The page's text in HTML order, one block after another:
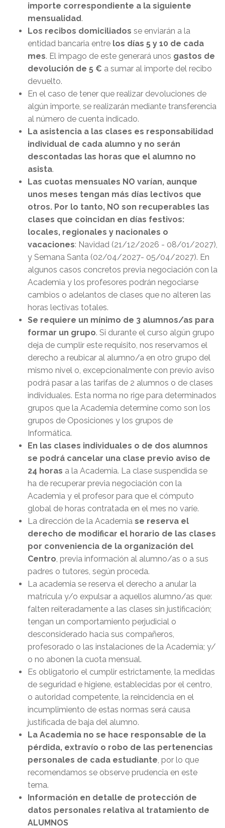
importe correspondiente a la siguiente
mensualidad.
Los recibos domiciliados se enviarán a la
entidad bancaria entre los días 5 y 10 de cada
mes. El impago de este generará unos gastos de
devolución de 5 € a sumar al importe del recibo
devuelto.
En el caso de tener que realizar devoluciones de
algún importe, se realizarán mediante transferencia
al número de cuenta indicado.
La asistencia a las clases es responsabilidad
individual de cada alumno y no serán
descontadas las horas que el alumno no
asista.
Las cuotas mensuales NO varían, aunque
unos meses tengan más días lectivos que
otros. Por lo tanto, NO son recuperables las
clases que coincidan en días festivos:
locales, regionales y nacionales o
vacaciones: Navidad (21/12/2026 - 08/01/2027),
y Semana Santa (02/04/2027- 05/04/2027). En
algunos casos concretos previa negociación con la
Academia y los profesores podrán negociarse
cambios o adelantos de clases que no alteren las
horas lectivas totales.
Se requiere un mínimo de 3 alumnos/as para
formar un grupo. Si durante el curso algún grupo
deja de cumplir este requisito, nos reservamos el
derecho a reubicar al alumno/a en otro grupo del
mismo nivel o, excepcionalmente con previo aviso
podrá pasar a las tarifas de 2 alumnos o de clases
individuales. Esta norma no rige para determinados
grupos que la Academia determine como son los
grupos de Oposiciones y los grupos de
Informática.
En las clases individuales o de dos alumnos
se podrá cancelar una clase previo aviso de
24 horas a la Academia. La clase suspendida se
ha de recuperar previa negociación con la
Academia y el profesor para que el cómputo
global de horas contratada en el mes no varíe.
La dirección de la Academia se reserva el
derecho de modificar el horario de las clases
por conveniencia de la organización del
Centro, previa información al alumno/as o a sus
padres o tutores, según proceda.
La academia se reserva el derecho a anular la
matrícula y/o expulsar a aquellos alumno/as que:
falten reiteradamente a las clases sin justificación;
tengan un comportamiento perjudicial o
desconsiderado hacia sus compañeros,
profesorado o las instalaciones de la Academia; y/
o no abonen la cuota mensual.
Es obligatorio el cumplir estrictamente, la medidas
de seguridad e higiene, establecidas por el centro,
o autoridad competente, la reincidencia en el
incumplimiento de estas normas será causa
justificada de baja del alumno.
La Academia no se hace responsable de la
pérdida, extravío o robo de las pertenencias
personales de cada estudiante, por lo que
recomendamos se observe prudencia en este
tema.
Información en detalle de protección de
datos personales relativa al tratamiento de
ALUMNOS